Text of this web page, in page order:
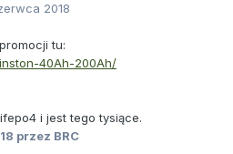
2018
tu:
40Ah-200Ah/
i jest tego tysiące.
przez BRC